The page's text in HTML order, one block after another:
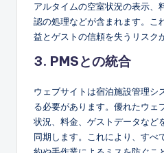
アルタイムの空室状況の表示、
認の処理などが含まれます。こ
益とゲストの信頼を失うリスク
3. PMSとの統合
ウェブサイトは宿泊施設管理シ
る必要があります。優れたウェ
状況、料金、ゲストデータなど
同期します。これにより、すべ